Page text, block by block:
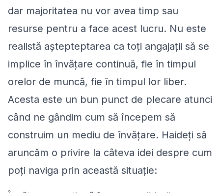
dar majoritatea nu vor avea timp sau
resurse pentru a face acest lucru. Nu este
realistă aștepteptarea ca toți angajații să se
implice în învățare continuă, fie în timpul
orelor de muncă, fie în timpul lor liber.
Acesta este un bun punct de plecare atunci
când ne gândim cum să începem să
construim un mediu de învățare. Haideți să
aruncăm o privire la câteva idei despre cum
poți naviga prin această situație: